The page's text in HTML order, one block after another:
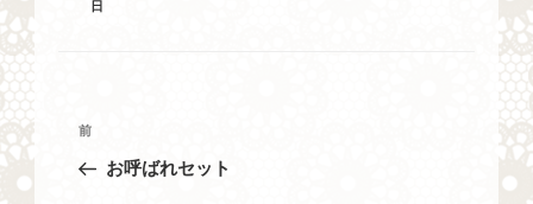
ー
日
投
過
去
前
お呼ばれセット